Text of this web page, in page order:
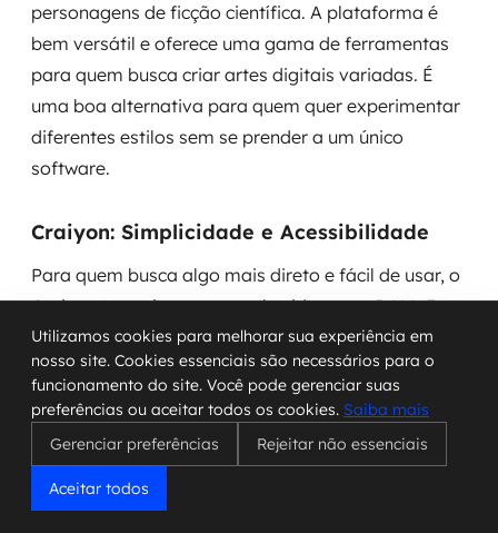
personagens de ficção científica. A plataforma é
bem versátil e oferece uma gama de ferramentas
para quem busca criar artes digitais variadas. É
uma boa alternativa para quem quer experimentar
diferentes estilos sem se prender a um único
software.
Craiyon: Simplicidade e Acessibilidade
Para quem busca algo mais direto e fácil de usar, o
Craiyon (anteriormente conhecido como DALL-E
mini) é uma excelente escolha. Ele se concentra na
simplicidade, permitindo gerar imagens a partir de
descrições de texto com poucos cliques. Embora
de outras ferramentas, sua acessibilidade o torna
ideal para testes rápidos e para quem está
Utilizamos cookies para melhorar sua experiência em
nosso site. Cookies essenciais são necessários para o
funcionamento do site. Você pode gerenciar suas
preferências ou aceitar todos os cookies. Saiba mais
Gerenciar preferências
Rejeitar não essenciais
Aceitar todos